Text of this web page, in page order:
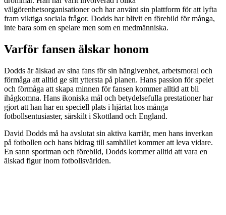
välgörenhetsorganisationer och har använt sin plattform för att lyfta
fram viktiga sociala frågor. Dodds har blivit en förebild för många,
inte bara som en spelare men som en medmänniska.
Varför fansen älskar honom
Dodds är älskad av sina fans för sin hängivenhet, arbetsmoral och
förmåga att alltid ge sitt yttersta på planen. Hans passion för spelet
och förmåga att skapa minnen för fansen kommer alltid att bli
ihågkomna. Hans ikoniska mål och betydelsefulla prestationer har
gjort att han har en speciell plats i hjärtat hos många
fotbollsentusiaster, särskilt i Skottland och England.
David Dodds må ha avslutat sin aktiva karriär, men hans inverkan
på fotbollen och hans bidrag till samhället kommer att leva vidare.
En sann sportman och förebild, Dodds kommer alltid att vara en
älskad figur inom fotbollsvärlden.